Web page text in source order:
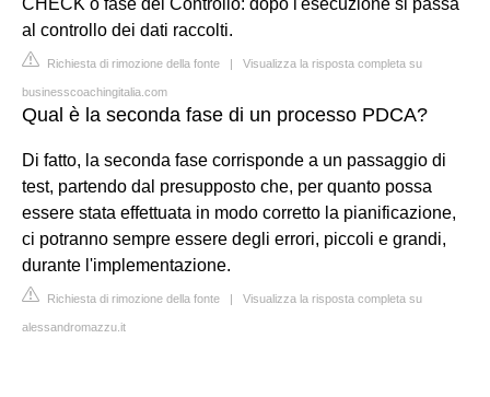
al controllo dei dati raccolti.
Richiesta di rimozione della fonte | Visualizza la risposta completa su
businesscoachingitalia.com
Qual è la seconda fase di un processo PDCA?
Di fatto, la seconda fase corrisponde a un passaggio di
test, partendo dal presupposto che, per quanto possa
essere stata effettuata in modo corretto la pianificazione,
ci potranno sempre essere degli errori, piccoli e grandi,
durante l'implementazione.
Richiesta di rimozione della fonte | Visualizza la risposta completa su
alessandromazzu.it